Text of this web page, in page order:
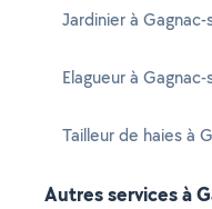
Jardinier à Gagnac-
Elagueur à
Tailleur de haies à
Autres services à